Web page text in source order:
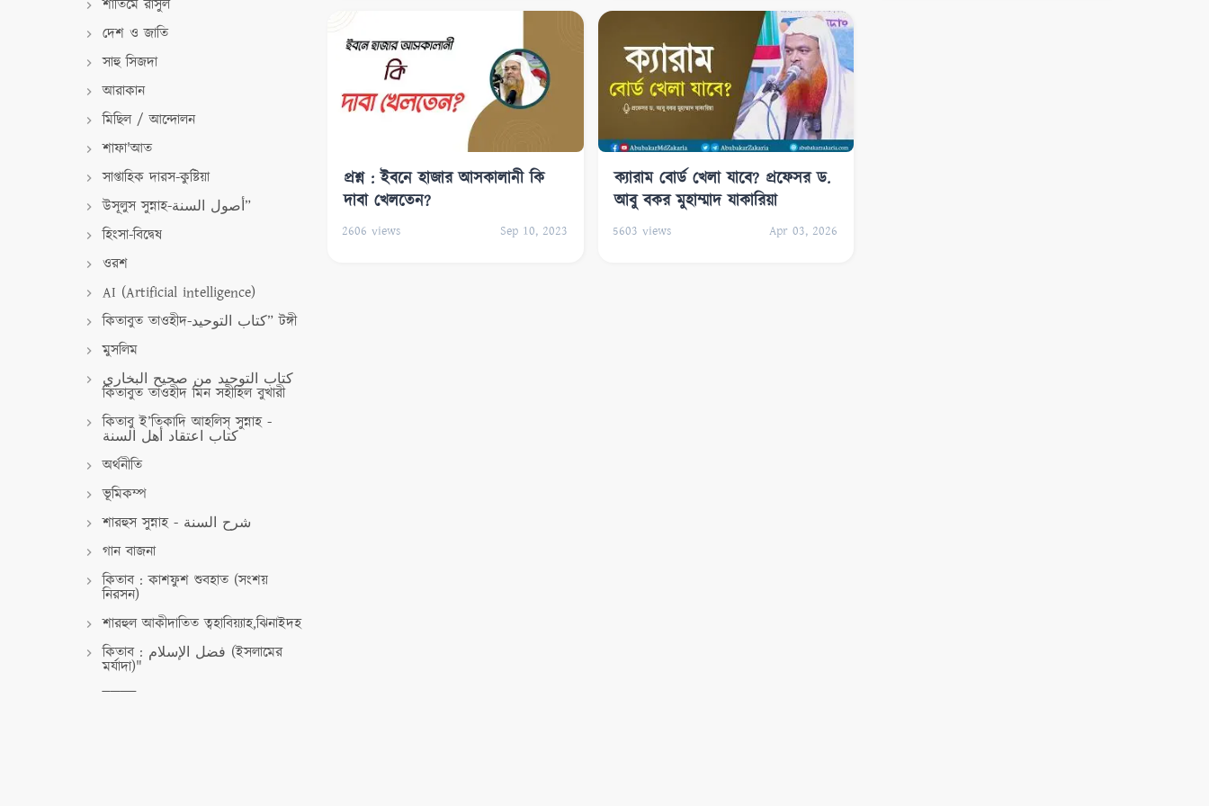
শাতিমে রাসুল
দেশ ও জাতি
সাহু সিজদা
আরাকান
মিছিল / আন্দোলন
শাফা'আত
সাপ্তাহিক দারস-কুষ্টিয়া
উসূলুস সুন্নাহ-أصول السنة”
হিংসা-বিদ্বেষ
ওরশ
AI (Artificial intelligence)
কিতাবুত তাওহীদ-كتاب التوحيد” টঙ্গী
মুসলিম
كتاب التوحيد من صحيح البخاري
কিতাবুত তাওহীদ মিন সহীহিল বুখারী
কিতাবু ই’তিকাদি আহলিস্ সুন্নাহ -
كتاب اعتقاد أهل السنة
অর্থনীতি
ভূমিকম্প
শারহুস সুন্নাহ - شرح السنة
গান বাজনা
কিতাব : কাশফুশ শুবহাত (সংশয়
নিরসন)
শারহুল আকীদাতিত ত্বহাবিয়্যাহ,ঝিনাইদহ
কিতাব : فضل الإسلام (ইসলামের
মর্যাদা)"
মজলুম
প্রশ্ন : ইবনে হাজার আসকালানী কি
দাবা খেলতেন?
2606 views Sep 10, 2023
ক্যারাম বোর্ড খেলা যাবে? প্রফেসর ড.
আবু বকর মুহাম্মাদ যাকারিয়া
5603 views Apr 03, 2026